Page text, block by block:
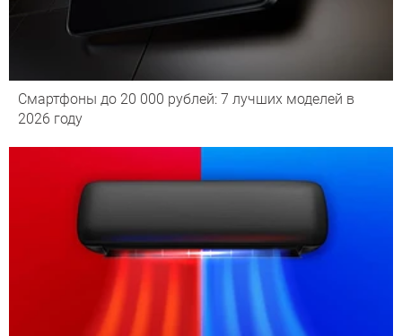
Смартфоны до 20 000 рублей: 7 лучших моделей в
2026 году